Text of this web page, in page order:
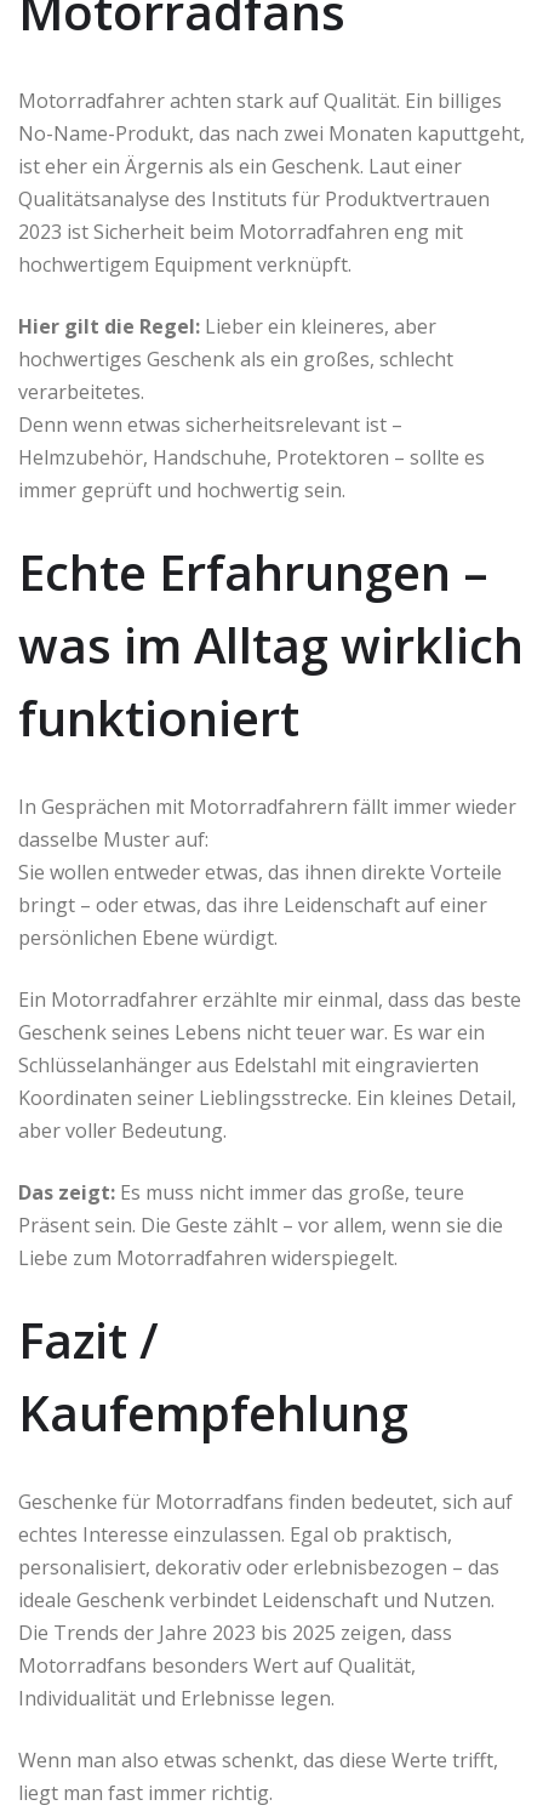
Motorradfahrer achten stark auf Qualität. Ein billiges
No-Name-Produkt, das nach zwei Monaten kaputtgeht,
ist eher ein Ärgernis als ein Geschenk. Laut einer
Qualitätsanalyse des Instituts für Produktvertrauen
2023 ist Sicherheit beim Motorradfahren eng mit
hochwertigem Equipment verknüpft.
Hier gilt die Regel: Lieber ein kleineres, aber
hochwertiges Geschenk als ein großes, schlecht
verarbeitetes.
Denn wenn etwas sicherheitsrelevant ist –
Helmzubehör, Handschuhe, Protektoren – sollte es
immer geprüft und hochwertig sein.
Echte Erfahrungen –
was im Alltag wirklich
funktioniert
In Gesprächen mit Motorradfahrern fällt immer wieder
dasselbe Muster auf:
Sie wollen entweder etwas, das ihnen direkte Vorteile
bringt – oder etwas, das ihre Leidenschaft auf einer
persönlichen Ebene würdigt.
Ein Motorradfahrer erzählte mir einmal, dass das beste
Geschenk seines Lebens nicht teuer war. Es war ein
Schlüsselanhänger aus Edelstahl mit eingravierten
Koordinaten seiner Lieblingsstrecke. Ein kleines Detail,
aber voller Bedeutung.
Das zeigt: Es muss nicht immer das große, teure
Präsent sein. Die Geste zählt – vor allem, wenn sie die
Liebe zum Motorradfahren widerspiegelt.
Fazit /
Kaufempfehlung
Geschenke für Motorradfans finden bedeutet, sich auf
echtes Interesse einzulassen. Egal ob praktisch,
personalisiert, dekorativ oder erlebnisbezogen – das
ideale Geschenk verbindet Leidenschaft und Nutzen.
Die Trends der Jahre 2023 bis 2025 zeigen, dass
Motorradfans besonders Wert auf Qualität,
Individualität und Erlebnisse legen.
Wenn man also etwas schenkt, das diese Werte trifft,
liegt man fast immer richtig.